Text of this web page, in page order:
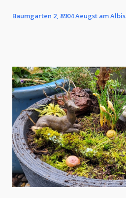
Baumgarten 2, 8904 Aeugst am Albis